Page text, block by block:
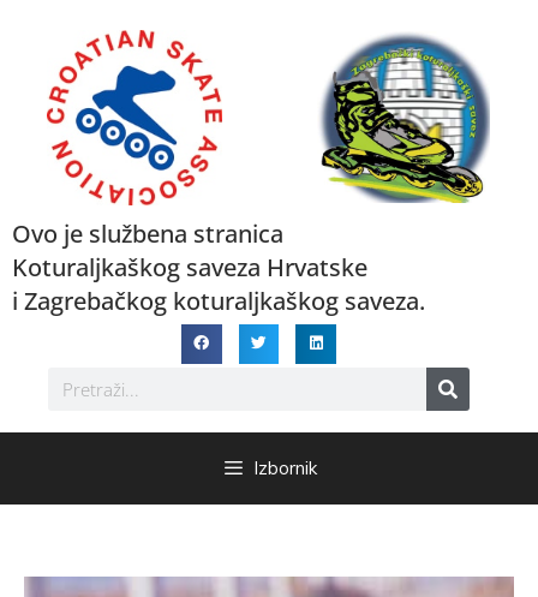
Ovo je službena stranica
Koturaljkaškog saveza Hrvatske
i Zagrebačkog koturaljkaškog saveza.
Izbornik